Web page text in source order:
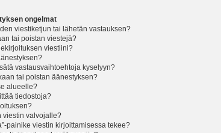
ongelmat
viestiketjun tai lähetän vastauksen?
tai poistan viestejä?
viestiini?
vastausvaihtoehtoja kyselyyn?
tai poistan äänestyksen?
alueelle?
tiedostoja?
viestin valvojalle?
painike viestin kirjoittamisessa tekee?